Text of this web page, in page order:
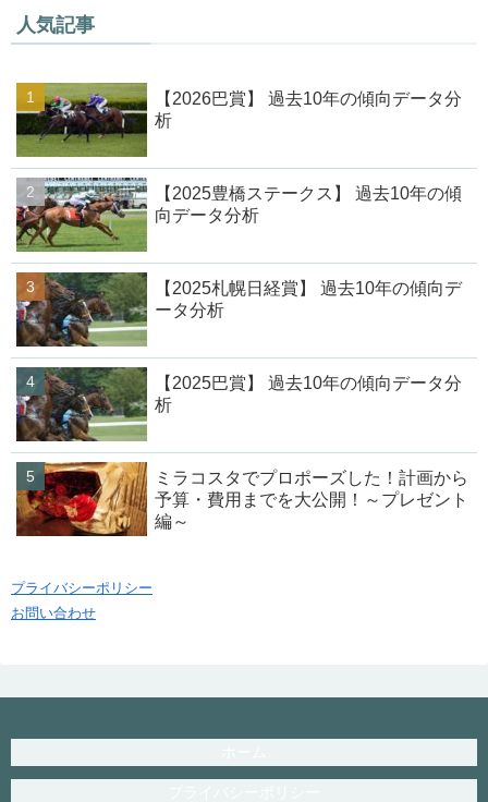
人気記事
【2026巴賞】 過去10年の傾向データ分
析
【2025豊橋ステークス】 過去10年の傾
向データ分析
【2025札幌日経賞】 過去10年の傾向デ
ータ分析
【2025巴賞】 過去10年の傾向データ分
析
ミラコスタでプロポーズした！計画から
予算・費用までを大公開！～プレゼント
編～
プライバシーポリシー
お問い合わせ